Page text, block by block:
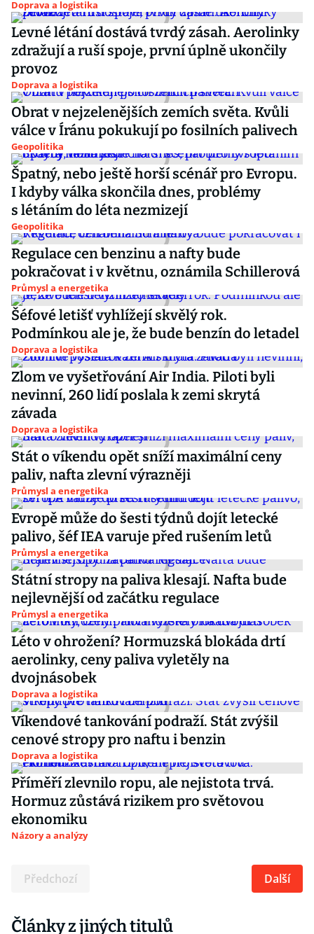
Doprava a logistika
Levné létání dostává tvrdý zásah. Aerolinky
zdražují a ruší spoje, první úplně ukončily
provoz
Doprava a logistika
Obrat v nejzelenějších zemích světa. Kvůli
válce v Íránu pokukují po fosilních palivech
Geopolitika
Špatný, nebo ještě horší scénář pro Evropu.
I kdyby válka skončila dnes, problémy
s létáním do léta nezmizejí
Geopolitika
Regulace cen benzinu a nafty bude
pokračovat i v květnu, oznámila Schillerová
Průmysl a energetika
Šéfové letišť vyhlížejí skvělý rok.
Podmínkou ale je, že bude benzín do letadel
Doprava a logistika
Zlom ve vyšetřování Air India. Piloti byli
nevinní, 260 lidí poslala k zemi skrytá
závada
Doprava a logistika
Stát o víkendu opět sníží maximální ceny
paliv, nafta zlevní výrazněji
Průmysl a energetika
Evropě může do šesti týdnů dojít letecké
palivo, šéf IEA varuje před rušením letů
Průmysl a energetika
Státní stropy na paliva klesají. Nafta bude
nejlevnější od začátku regulace
Průmysl a energetika
Léto v ohrožení? Hormuzská blokáda drtí
aerolinky, ceny paliva vyletěly na
dvojnásobek
Doprava a logistika
Víkendové tankování podraží. Stát zvýšil
cenové stropy pro naftu i benzin
Doprava a logistika
Příměří zlevnilo ropu, ale nejistota trvá.
Hormuz zůstává rizikem pro světovou
ekonomiku
Názory a analýzy
Předchozí Další
Články z jiných titulů